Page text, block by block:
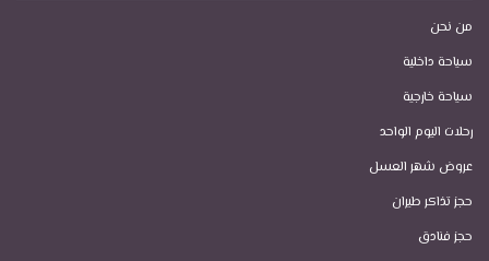
من نحن
سياحة داخلية
سياحة خارجية
رحلات اليوم الواحد
عروض شهر العسل
حجز تذاكر طيران
حجز فنادق